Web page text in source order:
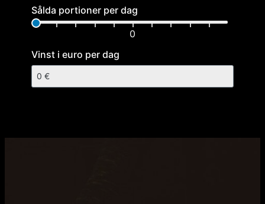
Sålda portioner per dag
0
Vinst i euro per dag